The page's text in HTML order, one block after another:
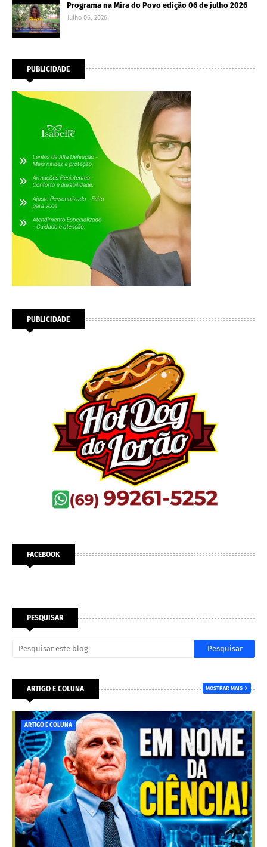
Programa na Mira do Povo edição 06 de julho 2026
Julho 06, 2026
PUBLICIDADE
PUBLICIDADE
FACEBOOK
PESQUISAR
ARTIGO E COLUNA MOSTRAR MAIS
ARTIGO E COLUNA